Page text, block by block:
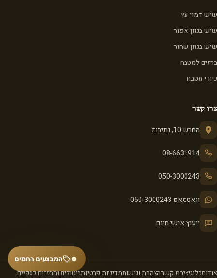
שיש דמוי עץ
שיש בגוון אפור
שיש בגוון שחור
ברזים למטבח
כיורי מטבח
צרו קשר
החרש 10, נתיבות
08-6631914
050-3000243
וואטסאפ 050-3000243
ייעוץ אישי חינם
אודותבלוגיצירת קשרהצהרת נגישותמדיניות פרטיותביטולים והחזרים כספיים
המבצעים החמים